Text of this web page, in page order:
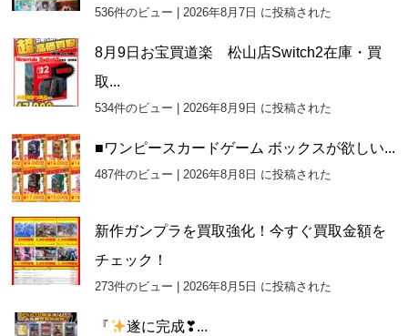
536件のビュー |2026年8月7日 に投稿された
8月9日お宝買道楽 松山店Switch2在庫・買
取...
534件のビュー |2026年8月9日 に投稿された
■ワンピースカードゲーム ボックスが欲しい...
487件のビュー |2026年8月8日 に投稿された
新作ガンプラを買取強化！今すぐ買取金額を
チェック！
273件のビュー |2026年8月5日 に投稿された
『 遂に完成❣...